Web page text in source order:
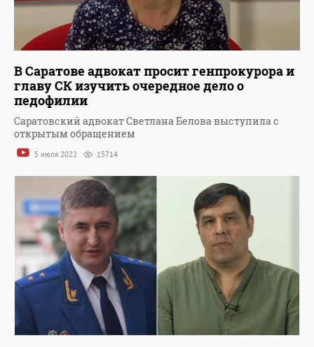
В Саратове адвокат просит генпрокурора и
главу СК изучить очередное дело о
педофилии
Саратовский адвокат Светлана Белова выступила с
открытым обращением
5 июля 2022 15714